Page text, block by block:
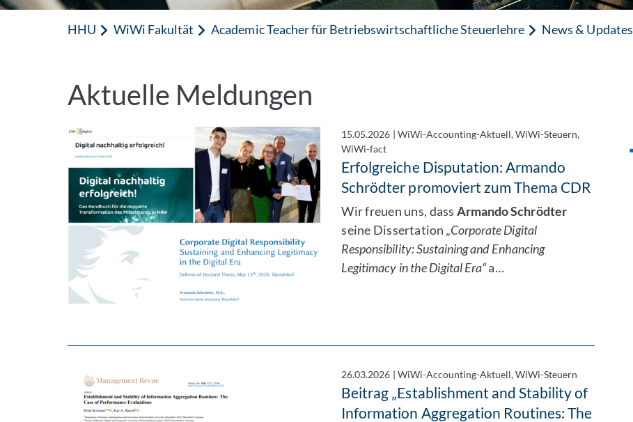
HHU WiWi Fakultät Academic Teacher für Betriebswirtschaftliche Steuerlehre News & Updates
Aktuelle Meldungen
15.05.2026 | WiWi-Accounting-Aktuell, WiWi-Steuern,
WiWi-fact
Erfolgreiche Disputation: Armando
Schrödter promoviert zum Thema CDR
Wir freuen uns, dassArmando Schrödter
seine Dissertation„Corporate Digital
Responsibility: Sustaining and Enhancing
Legitimacy in the Digital Era“a…
26.03.2026 | WiWi-Accounting-Aktuell, WiWi-Steuern
Beitrag „Establishment and Stability of
Information Aggregation Routines: The